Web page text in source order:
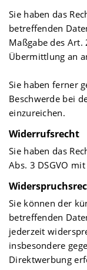
Sie haben das
betreffenden
Maßgabe des Art.
Übermittlung an
Sie haben ferner
Beschwerde bei
einzureichen.
Widerrufsrecht
Sie haben das
Abs. 3 DSGVO
Sie können der
betreffenden
jederzeit
insbesondere
Direktwerbung